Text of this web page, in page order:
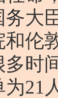
大
伦
时
21